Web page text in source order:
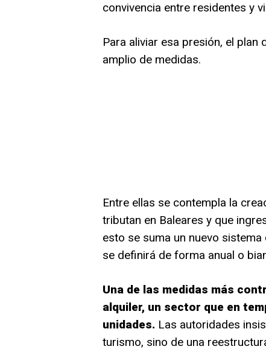
convivencia entre residentes y
Para aliviar esa presión, el plan
amplio de medidas.
Entre ellas se contempla la
tributan en Baleares y que
esto se suma un nuevo
se definirá de forma anual o
Una de las medidas más
alquiler, un sector que en
unidades. Las autoridades
turismo, sino de una